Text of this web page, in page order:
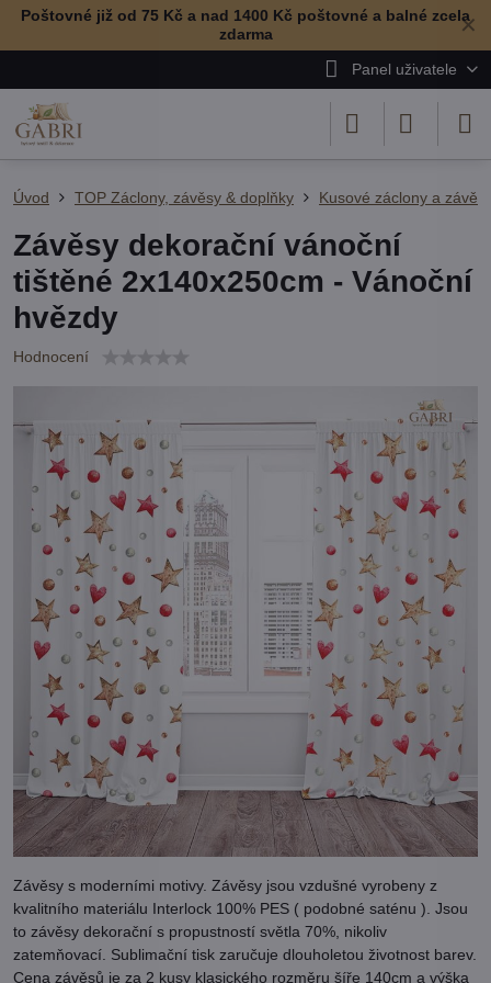
✕
Poštovné již od 75 Kč a nad 1400 Kč poštovné a balné zcela
zdarma
Panel uživatele
Úvod TOP Záclony, závěsy & doplňky Kusové záclony a
Závěsy dekorační vánoční
tištěné 2x140x250cm - Vánoční
hvězdy
Hodnocení
Závěsy s moderními motivy. Závěsy jsou vzdušné vyrobeny z
kvalitního materiálu Interlock 100% PES ( podobné saténu ). Jsou
to závěsy dekorační s propustností světla 70%, nikoliv
zatemňovací. Sublimační tisk zaručuje dlouholetou životnost barev.
Cena závěsů je za 2 kusy klasického rozměru šíře 140cm a výška